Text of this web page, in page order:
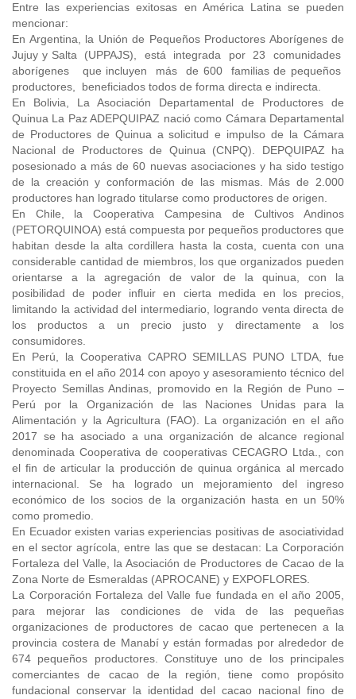
Entre las experiencias exitosas en América Latina se pueden
mencionar:
En Argentina, la Unión de Pequeños Productores Aborígenes de
Jujuy y Salta (UPPAJS), está integrada por 23 comunidades
aborígenes que incluyen más de 600 familias de pequeños
productores, beneficiados todos de forma directa e indirecta.
En Bolivia, La Asociación Departamental de Productores de
Quinua La Paz ADEPQUIPAZ nació como Cámara Departamental
de Productores de Quinua a solicitud e impulso de la Cámara
Nacional de Productores de Quinua (CNPQ). DEPQUIPAZ ha
posesionado a más de 60 nuevas asociaciones y ha sido testigo
de la creación y conformación de las mismas. Más de 2.000
productores han logrado titularse como productores de origen.
En Chile, la Cooperativa Campesina de Cultivos Andinos
(PETORQUINOA) está compuesta por pequeños productores que
habitan desde la alta cordillera hasta la costa, cuenta con una
considerable cantidad de miembros, los que organizados pueden
orientarse a la agregación de valor de la quinua, con la
posibilidad de poder influir en cierta medida en los precios,
limitando la actividad del intermediario, logrando venta directa de
los productos a un precio justo y directamente a los
consumidores.
En Perú, la Cooperativa CAPRO SEMILLAS PUNO LTDA, fue
constituida en el año 2014 con apoyo y asesoramiento técnico del
Proyecto Semillas Andinas, promovido en la Región de Puno –
Perú por la Organización de las Naciones Unidas para la
Alimentación y la Agricultura (FAO). La organización en el año
2017 se ha asociado a una organización de alcance regional
denominada Cooperativa de cooperativas CECAGRO Ltda., con
el fin de articular la producción de quinua orgánica al mercado
internacional. Se ha logrado un mejoramiento del ingreso
económico de los socios de la organización hasta en un 50%
como promedio.
En Ecuador existen varias experiencias positivas de asociatividad
en el sector agrícola, entre las que se destacan: La Corporación
Fortaleza del Valle, la Asociación de Productores de Cacao de la
Zona Norte de Esmeraldas (APROCANE) y EXPOFLORES.
La Corporación Fortaleza del Valle fue fundada en el año 2005,
para mejorar las condiciones de vida de las pequeñas
organizaciones de productores de cacao que pertenecen a la
provincia costera de Manabí y están formadas por alrededor de
674 pequeños productores. Constituye uno de los principales
comerciantes de cacao de la región, tiene como propósito
fundacional conservar la identidad del cacao nacional fino de